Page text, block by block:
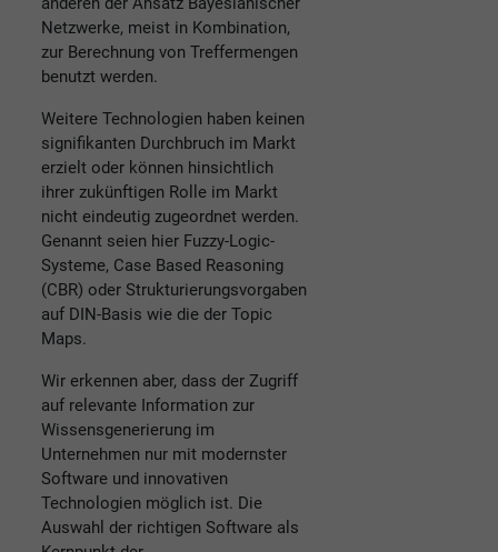
Netzwerke, meist in Kombination,
zur Berechnung von Treffermengen
benutzt werden.
Weitere Technologien haben keinen
signifikanten Durchbruch im Markt
erzielt oder können hinsichtlich
ihrer zukünftigen Rolle im Markt
nicht eindeutig zugeordnet werden.
Genannt seien hier Fuzzy-Logic-
Systeme, Case Based Reasoning
(CBR) oder Strukturierungsvorgaben
auf DIN-Basis wie die der Topic
Maps.
Wir erkennen aber, dass der Zugriff
auf relevante Information zur
Wissensgenerierung im
Unternehmen nur mit modernster
Software und innovativen
Technologien möglich ist. Die
Auswahl der richtigen Software als